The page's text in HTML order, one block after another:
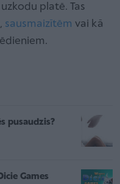
platē. Tas
sausmaizītēm vai kā
pusaudzis?
Games